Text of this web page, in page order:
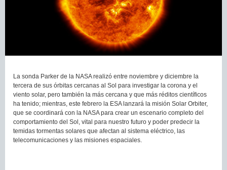
La sonda Parker de la NASA realizó entre noviembre y diciembre la
tercera de sus órbitas cercanas al Sol para investigar la corona y el
viento solar, pero también la más cercana y que más réditos científicos
ha tenido; mientras, este febrero la ESA lanzará la misión Solar Orbiter,
que se coordinará con la NASA para crear un escenario completo del
comportamiento del Sol, vital para nuestro futuro y poder predecir la
temidas tormentas solares que afectan al sistema eléctrico, las
telecomunicaciones y las misiones espaciales.